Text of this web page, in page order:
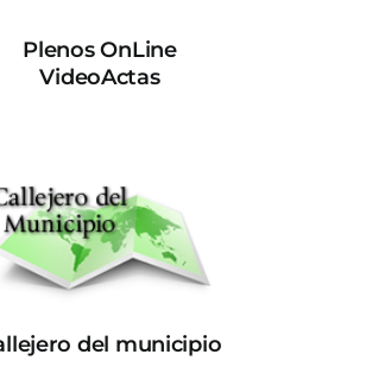
Plenos OnLine
VideoActas
del municipio